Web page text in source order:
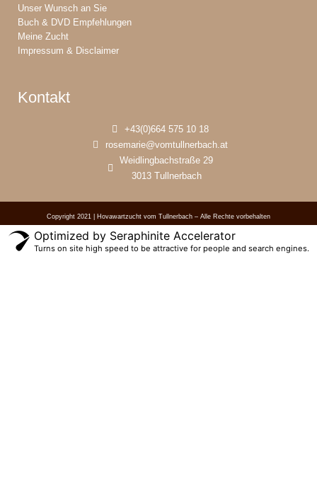
Unser Wunsch an Sie
Buch & DVD Empfehlungen
Meine Zucht
Impressum & Disclaimer
Kontakt
+43(0)664 575 10 18
rosemarie@vomtullnerbach.at
Weidlingbachstraße 29
3013 Tullnerbach
Copyright 2021 | Hovawartzucht vom Tullnerbach – Alle Rechte vorbehalten
Optimized by Seraphinite Accelerator
Turns on site high speed to be attractive for people and search engines.